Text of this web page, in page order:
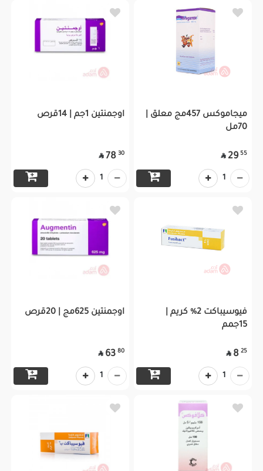
ميجاموكس 457مج معلق |
70مل
55
29

1
اوجمنتين 1جم | 14قرص
30
78

1
فيوسيباكت 2% كريم |
15جمم
25
8

1
اوجمنتين 625مج | 20قرص
80
63

1